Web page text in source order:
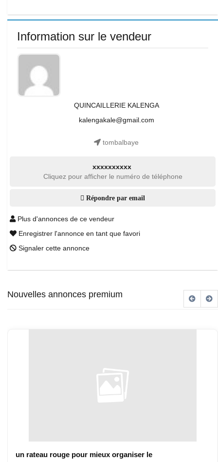
Information sur le vendeur
QUINCAILLERIE KALENGA
kalengakale@gmail.com
tombalbaye
xxxxxxxxxx
Cliquez pour afficher le numéro de téléphone
Répondre par email
Plus d'annonces de ce vendeur
Enregistrer l'annonce en tant que favori
Signaler cette annonce
Nouvelles annonces premium
un rateau rouge pour mieux organiser le